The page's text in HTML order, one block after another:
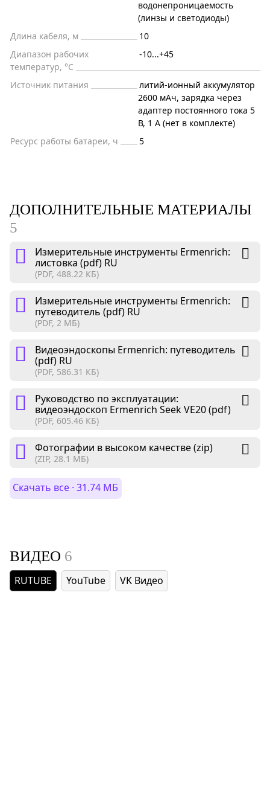
водонепроницаемость
(линзы и светодиоды)
Длина кабеля, м
10
Диапазон рабочих
температур, °С
-10...+45
Источник питания
литий-ионный аккумулятор
2600 мАч, зарядка через
адаптер постоянного тока 5
В, 1 А (нет в комплекте)
Ресурс работы батареи, ч
5
ДОПОЛНИТЕЛЬНЫЕ МАТЕРИАЛЫ
5
Измерительные инструменты Ermenrich:
листовка (pdf) RU
(PDF, 488.22 КБ)
Измерительные инструменты Ermenrich:
путеводитель (pdf) RU
(PDF, 2 МБ)
Видеоэндоскопы Ermenrich: путеводитель
(pdf) RU
(PDF, 586.31 КБ)
Руководство по эксплуатации:
видеоэндоскоп Ermenrich Seek VE20 (pdf)
(PDF, 605.46 КБ)
Фотографии в высоком качестве (zip)
(ZIP, 28.1 МБ)
Скачать все · 31.74 МБ
ВИДЕО 6
RUTUBE YouTube VK Видео